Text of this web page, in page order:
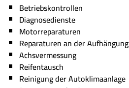
Betriebskontrollen
Diagnosedienste
Motorreparaturen
Reparaturen an der Aufhängung
Achsvermessung
Reifentausch
Reinigung der Autoklimaanlage